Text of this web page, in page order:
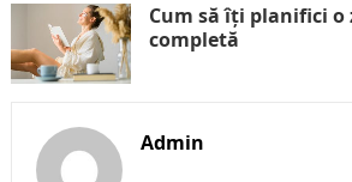
Cum să îți planifici o
completă
Admin